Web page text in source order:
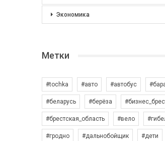
Экономика
Метки
#tochka #авто #автобус
#беларусь #берёза
#брестская_область #вело
#гродно #дальнобойщик #дети